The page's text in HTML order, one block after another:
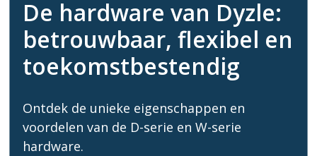
De hardware van Dyzle:
betrouwbaar, flexibel en
toekomstbestendig
Ontdek de unieke eigenschappen en
voordelen van de D-serie en W-serie
hardware.